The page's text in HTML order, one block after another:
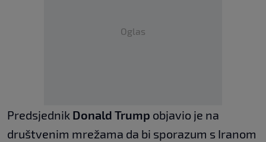
Oglas
Predsjednik Donald Trump objavio je na
društvenim mrežama da bi sporazum s Iranom